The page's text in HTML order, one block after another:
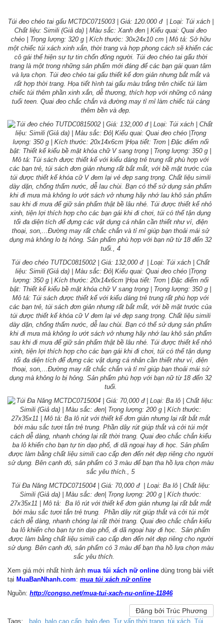
Túi đeo chéo tai gấu MCTDC0715003 | Giá: 120.000 đ | Loại: Túi xách |
Chất liệu: Simili (Giả da) | Màu sắc: Xanh đen | Kiểu quai: Quai đeo
chéo | Trọng lượng: 320 g | Kích thước: 30x24x10 cm | Mô tả: Sở hữu
một chiếc túi xách xinh xắn, thời trang và hợp phong cách sẽ khiến các
cô gái thể hiện sự tự tin chốn đông người. Túi đeo chéo tai gấu thời
trang là một trong những sản phẩm mới đáng để các bạn gái quan tâm
và lựa chọn. Túi đeo chéo tai gấu thiết kế đơn giản nhưng bắt mắt và
rất hợp thời trang. Họa tiết hình tai gấu màu trắng trên chiếc túi làm
chiếc túi thêm phần xinh xắn, dễ thương, thích hợp với những cô nàng
tuổi teen. Quai đeo chắc chắn và đường may tỉ mỉ làm chiếc túi càng
thêm bền và đẹp.
Túi đeo chéo TUTDC0815002 | Giá: 132,000 đ | Loại: Túi xách | Chất
liệu: Simili (Giả da) | Màu sắc: Đỏ| Kiểu quai: Quai đeo chéo |Trọng
lượng: 350 g | Kích thước: 20x14x6cm |Họa tiết: Trơn | Đặc điểm nổi
bật: Thiết kế kiểu bề mặt khóa chữ V sang trọng | Trọng lượng: 350 g |
Mô tả: Túi sách được thiết kế với kiểu dáng trẻ trung rất phù hợp với
các bạn trẻ, túi sách đơn giản nhưng rất bắt mắt, với bề mặt trước của
túi được thiết kế khóa cữ V đem lại vẻ đẹp sang trọng. Chất liệu simili
dày dặn, chống thấm nước, dễ lau chùi. Bạn có thể sử dụng sản phẩm
khi đi mưa mà không lo ướt sách vở nhưng hãy nhớ lau khô sản phẩm
sau khi đi mưa để giữ sản phẩm thật bề lâu nhé. Túi được thiết kế nhỏ
xinh, tiện lợi thích hợp cho các bạn gái khi đi chơi, túi có thể tận dụng
tối đa diện tích để đựng các vật dụng cá nhân cần thiết như ví, điện
thoại, son,...Đường may rất chắc chắn và tỉ mỉ giúp bạn thoải mái sử
dụng mà không lo bị hỏng. Sản phẩm phù hợp với bạn nữ từ 18 đến 32
tuổi.
Túi Đa Năng MCTDC0715004 | Giá: 70,000 đ | Loại: Ba lô | Chất liệu:
Simili (Giả da) | Màu sắc: đen| Trọng lượng: 200 g | Kích thước:
27x35x11 | Mô tả: Ba lô rút với thiết kế đơn giản nhưng lại rất bắt mắt
bởi màu sắc tươi tắn trẻ trung. Phần dây rút giúp thắt và cởi túi một
cách dễ dàng, nhanh chóng lại rất thời trang. Quai đeo chắc chắn kiểu
ba lô khiến cho bạn tự tin dạo phố, đi dã ngoại hay đi học. Sản phẩm
được làm bằng chất liệu simili cao cấp đen đến nét đẹp riêng cho người
sử dụng. Bên cạnh đó, sản phẩm có 3 màu để bạn tha hồ lựa chọn màu
sắc yêu thích.
Xem giá mới nhất hình ảnh mua túi xách nữ onlinedùng trong bài viết
tại MuaBanNhanh.com: mua túi xách nữ online
Nguồn: http://congso.net/mua-tui-xach-nu-online-11846
Đăng bởi Trúc Phương
Tags: balo balo cao cấp balo đẹp Tư vấn thời trang túi xách Túi